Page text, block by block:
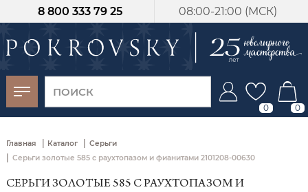
08:00-21:00 (МСК)
8 800 333 79 25
0 0
Главная | Каталог | Серьги
| Серьги золотые 585 с раухтопазом и фианитами 2101208-00630
СЕРЬГИ ЗОЛОТЫЕ 585 С РАУХТОПАЗОМ И
-30%
от 15 дней с
момента оплаты